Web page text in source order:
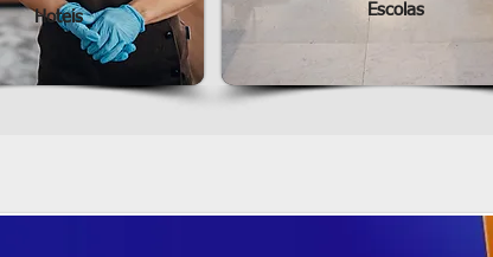
Hoteis Escolas